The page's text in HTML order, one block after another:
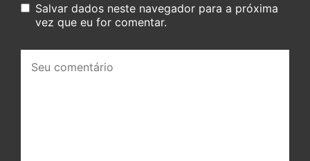
Salvar dados neste navegador para a próxima
vez que eu for comentar.
comentário: